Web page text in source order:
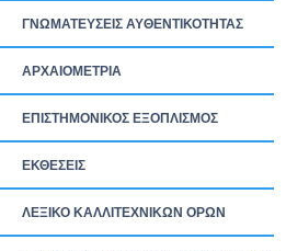
ΓΝΩΜΑΤΕΥΣΕΙΣ ΑΥΘΕΝΤΙΚΟΤΗΤΑΣ
ΑΡΧΑΙΟΜΕΤΡΙΑ
ΕΠΙΣΤΗΜΟΝΙΚΟΣ ΕΞΟΠΛΙΣΜΟΣ
ΕΚΘΕΣΕΙΣ
ΛΕΞΙΚΟ ΚΑΛΛΙΤΕΧΝΙΚΩΝ ΟΡΩΝ